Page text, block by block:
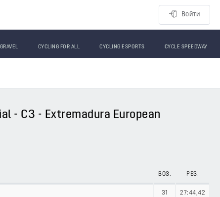
Войти
GRAVEL CYCLING FOR ALL CYCLING ESPORTS CYCLE SPEEDWAY
- C3 - Extremadura European
ВОЗ. РЕЗ.
31 27:44,42